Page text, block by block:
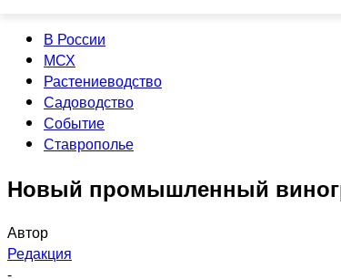
В России
МСХ
Растениеводство
Садоводство
Событие
Ставрополье
Новый промышленный
Автор
Редакция
-